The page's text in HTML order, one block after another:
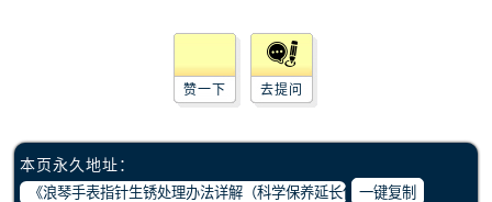
赞一下 去提问
本页永久地址：
一键复制